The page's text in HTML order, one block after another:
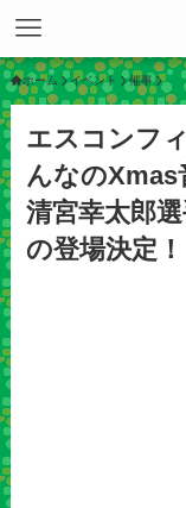
ホーム イベント 催事
エスコンフ
んなのXmas
清宮幸太郎
の登場決定！